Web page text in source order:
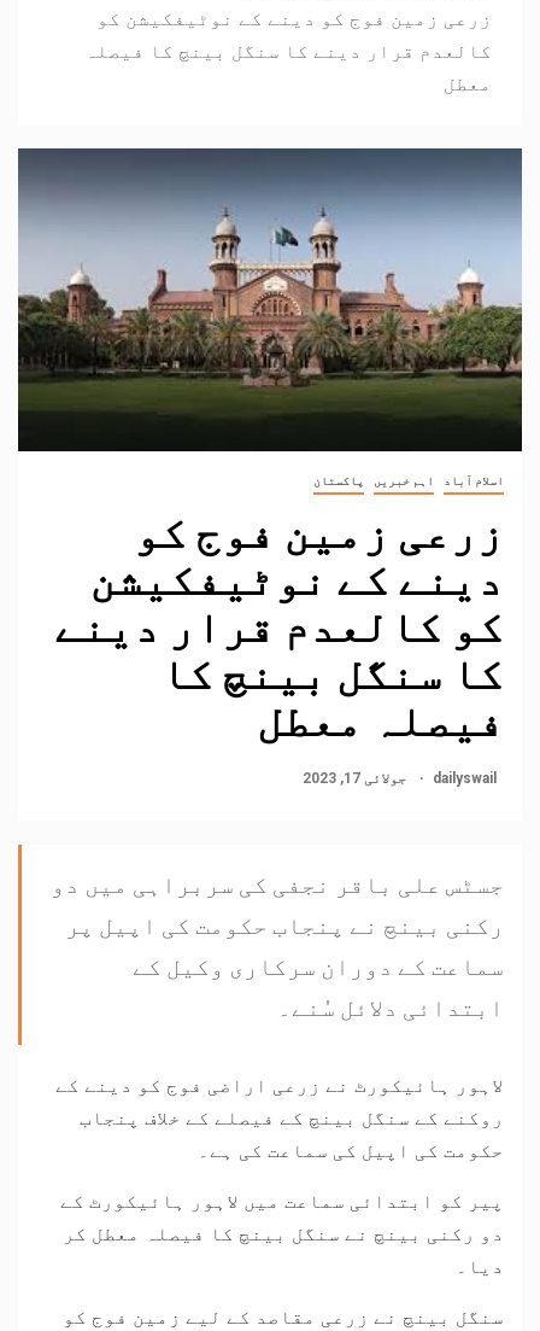
زرعی زمین فوج کو دینے کے نوٹیفکیشن کو
کالعدم قرار دینے کا سنگل بینچ کا فیصلہ
معطل
اسلام آباد اہم خبریں پاکستان
زرعی زمین فوج کو
دینے کے نوٹیفکیشن
کو کالعدم قرار دینے
کا سنگل بینچ کا
فیصلہ معطل
dailyswail جولائی 17, 2023
جسٹس علی باقر نجفی کی سربراہی میں دو
رکنی بینچ نے پنجاب حکومت کی اپیل پر
سماعت کے دوران سرکاری وکیل کے
ابتدائی دلائل سُنے۔
لاہور ہائیکورٹ نے زرعی اراضی فوج کو دینے کے
روکنے کے سنگل بینچ کے فیصلے کے خلاف پنجاب
حکومت کی اپیل کی سماعت کی ہے۔
پیر کو ابتدائی سماعت میں لاہور ہائیکورٹ کے
دو رکنی بینچ نے سنگل بینچ کا فیصلہ معطل کر
دیا۔
سنگل بینچ نے زرعی مقاصد کے لیے زمین فوج کو